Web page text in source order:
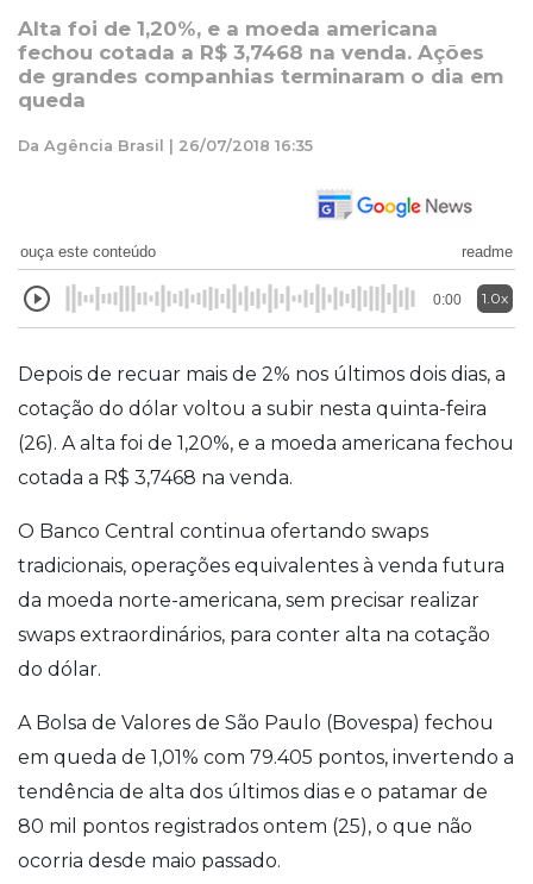
Alta foi de 1,20%, e a moeda americana
fechou cotada a R$ 3,7468 na venda. Ações
de grandes companhias terminaram o dia em
queda
Da Agência Brasil | 26/07/2018 16:35
ouça este conteúdo readme
0:00 1.0x
Depois de recuar mais de 2% nos últimos dois dias, a
cotação do dólar voltou a subir nesta quinta-feira
(26). A alta foi de 1,20%, e a moeda americana fechou
cotada a R$ 3,7468 na venda.
O Banco Central continua ofertando swaps
tradicionais, operações equivalentes à venda futura
da moeda norte-americana, sem precisar realizar
swaps extraordinários, para conter alta na cotação
do dólar.
A Bolsa de Valores de São Paulo (Bovespa) fechou
em queda de 1,01% com 79.405 pontos, invertendo a
tendência de alta dos últimos dias e o patamar de
80 mil pontos registrados ontem (25), o que não
ocorria desde maio passado.